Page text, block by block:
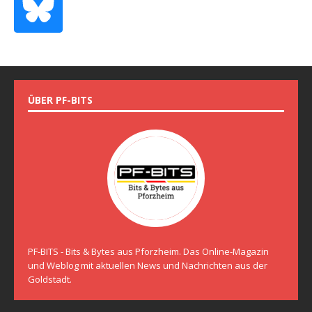
ÜBER PF-BITS
PF-BITS - Bits & Bytes aus Pforzheim. Das Online-Magazin
und Weblog mit aktuellen News und Nachrichten aus der
Goldstadt.